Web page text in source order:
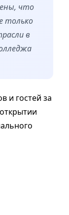
что
только
в
и гостей за